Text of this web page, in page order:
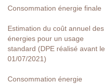
Consommation énergie finale
Estimation du coût annuel des
énergies pour un usage
standard (DPE réalisé avant le
01/07/2021)
Consommation énergie